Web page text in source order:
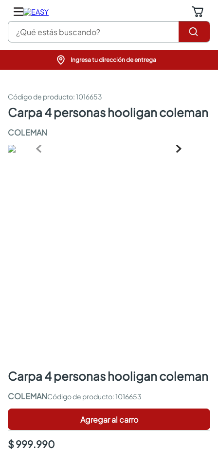
¿Qué estás buscando?
Ingresa tu dirección de entrega
:1016653
carpa 4 personas hooligan coleman
COLEMAN
carpa 4 personas hooligan coleman
COLEMAN :1016653
Agregar al carro
$ 999.990
pinturas
sanitarios
comedor
pisos
comedores